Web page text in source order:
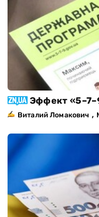
Эффект
Виталий Ломакович ,